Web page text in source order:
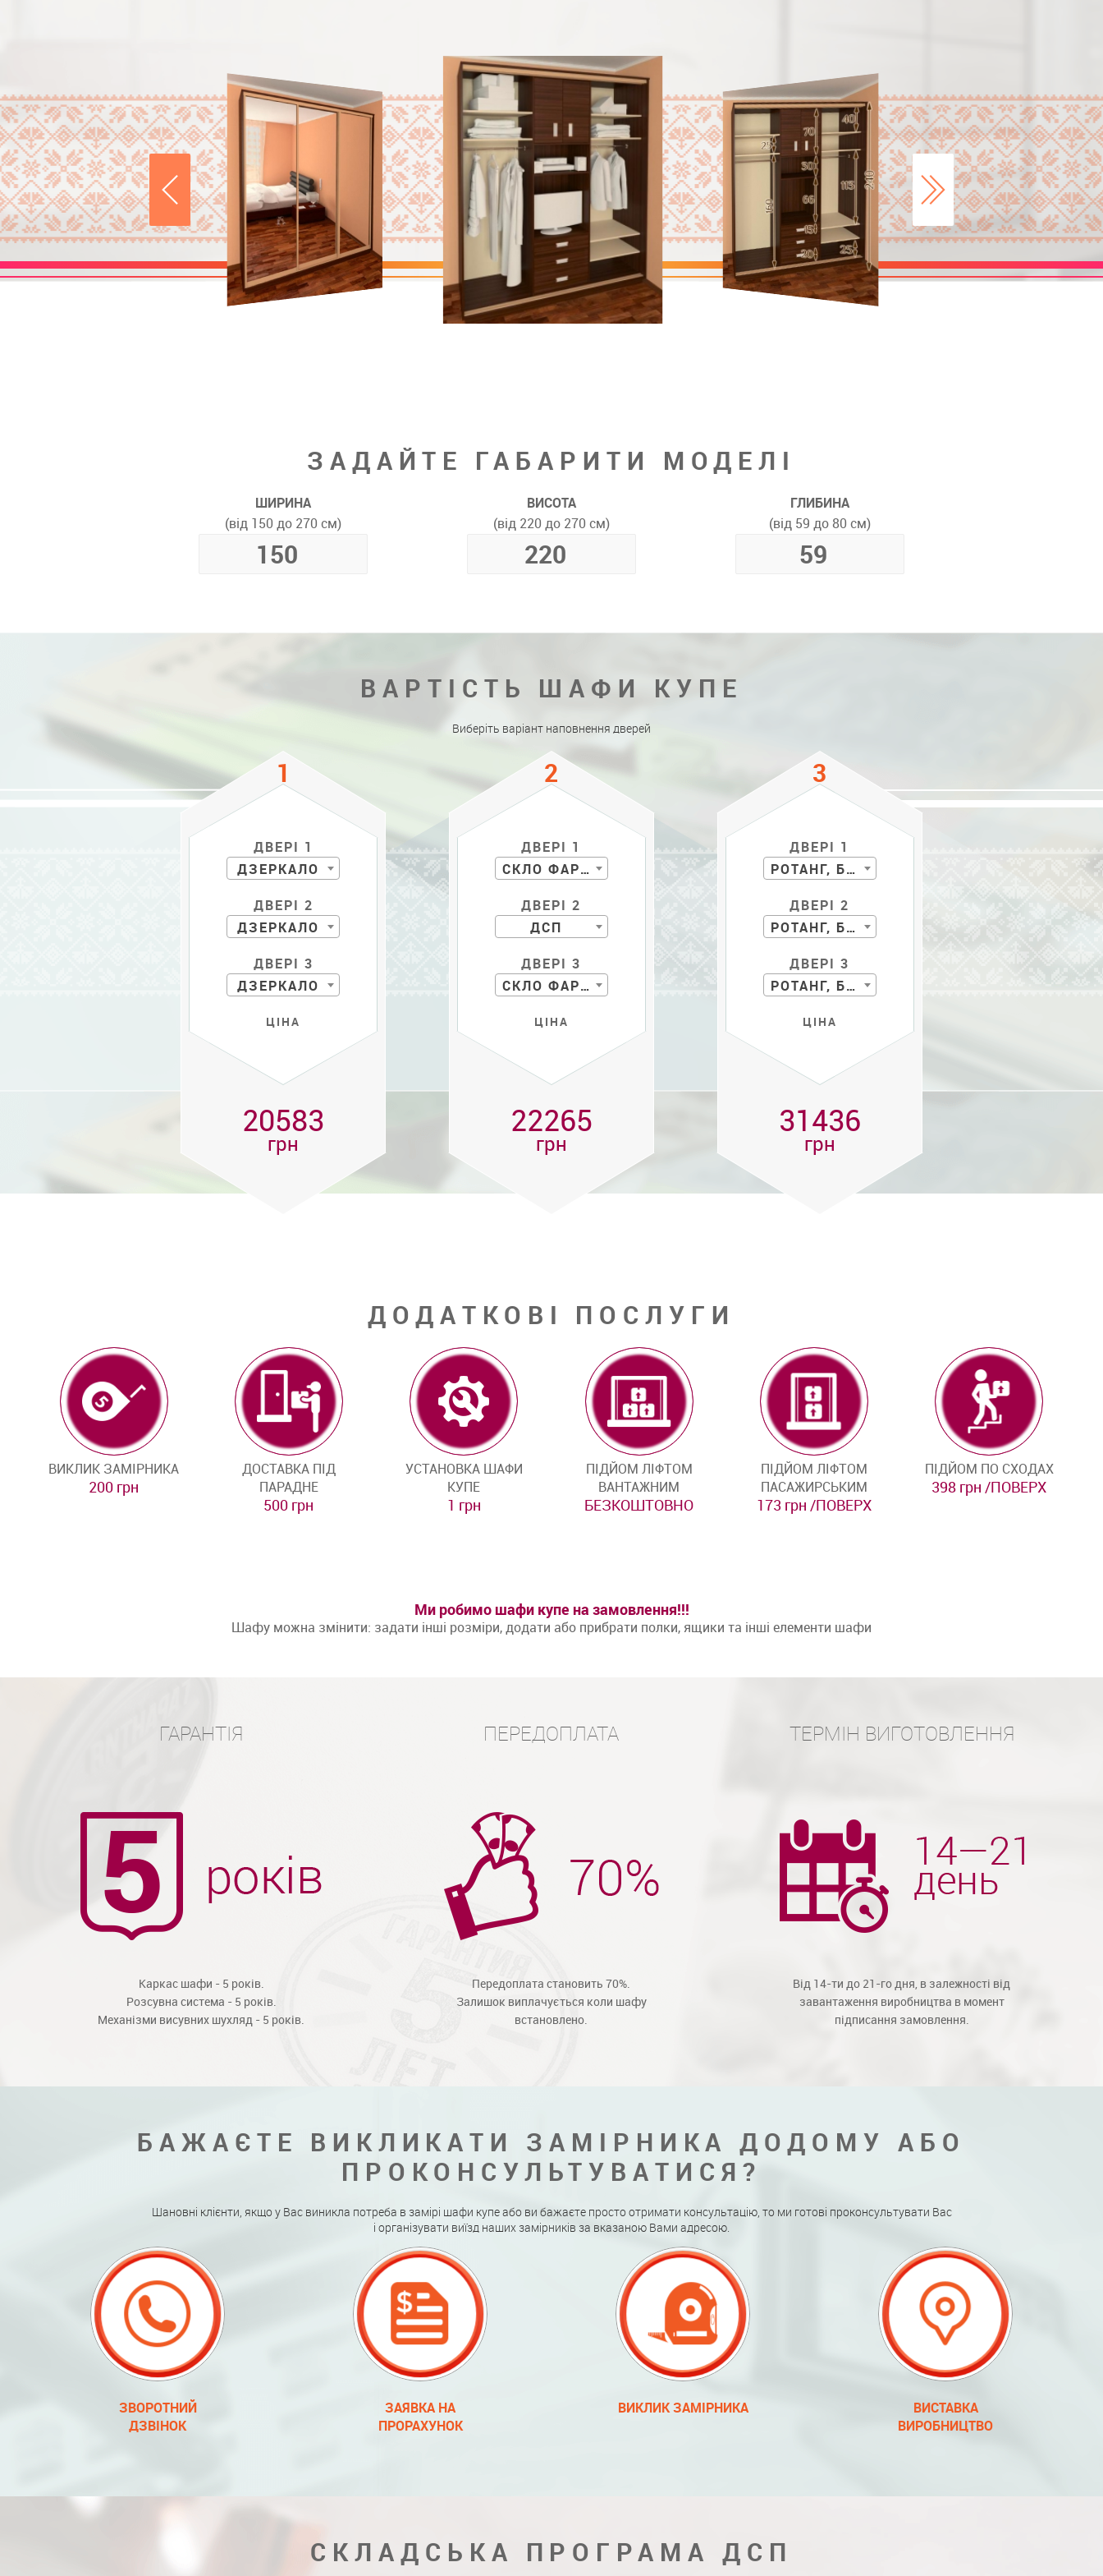
ЗАДАЙТЕ ГАБАРИТИ МОДЕЛІ
ШИРИНА
(від 150 до 270 см)
ВИСОТА
(від 220 до 270 см)
ГЛИБИНА
(від 59 до 80 см)
ВАРТІСТЬ ШАФИ КУПЕ
Виберіть варіант наповнення дверей
ДВЕРІ 1
ДЗЕРКАЛО
ДВЕРІ 2
ДЗЕРКАЛО
ДВЕРІ 3
ДЗЕРКАЛО
ЦІНА
20583
грн
ДВЕРІ 1
СКЛО ФАРБОВАНЕ
ДВЕРІ 2
ДСП
ДВЕРІ 3
СКЛО ФАРБ. С РИС.
ЦІНА
22265
грн
ДВЕРІ 1
РОТАНГ, БАМБУК
ДВЕРІ 2
РОТАНГ, БАМБУК
ДВЕРІ 3
РОТАНГ, БАМБУК
ЦІНА
31436
грн
ДОДАТКОВІ ПОСЛУГИ
ВИКЛИК ЗАМІРНИКА
200 грн
ДОСТАВКА ПІД
ПАРАДНЕ
500 грн
УСТАНОВКА ШАФИ
КУПЕ
1 грн
ПІДЙОМ ЛІФТОМ
ВАНТАЖНИМ
БЕЗКОШТОВНО
ПІДЙОМ ЛІФТОМ
ПАСАЖИРСЬКИМ
173 грн /ПОВЕРХ
ПІДЙОМ ПО СХОДАХ
398 грн /ПОВЕРХ
Ми робимо шафи купе на замовлення!!!
Шафу можна змінити: задати інші розміри, додати або прибрати полки, ящики та інші елементи шафи
ГАРАНТІЯ
Каркас шафи - 5 років.
Розсувна система - 5 років.
Механізми висувних шухляд - 5 років.
ПЕРЕДОПЛАТА
Передоплата становить 70%.
Залишок виплачується коли шафу
встановлено.
ТЕРМІН ВИГОТОВЛЕННЯ
Від 14-ти до 21-го дня, в залежності від
завантаження виробництва в момент
підписання замовлення.
БАЖАЄТЕ ВИКЛИКАТИ ЗАМІРНИКА ДОДОМУ АБО
ПРОКОНСУЛЬТУВАТИСЯ?
Шановні клієнти, якщо у Вас виникла потреба в замірі шафи купе або ви бажаєте просто отримати консультацію, то ми готові проконсультувати Вас
і організувати виїзд наших замірників за вказаною Вами адресою.
ЗВОРОТНИЙ
ДЗВІНОК
ЗАЯВКА НА
ПРОРАХУНОК
ВИКЛИК ЗАМІРНИКА
ВИСТАВКА
ВИРОБНИЦТВО
СКЛАДСЬКА ПРОГРАМА ДСП